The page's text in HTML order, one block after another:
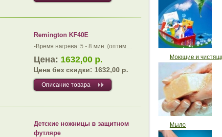
Remington KF40E
-Время нагрева: 5 - 8 мин. (оптим....
Цена: 1632,00 р.
Цена без скидки: 1632,00 р.
Описание товара
Детские ножницы в защитном
футляре
Моющие и
Мыло